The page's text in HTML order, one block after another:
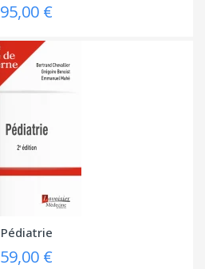
95,00 €
Pédiatrie
59,00 €